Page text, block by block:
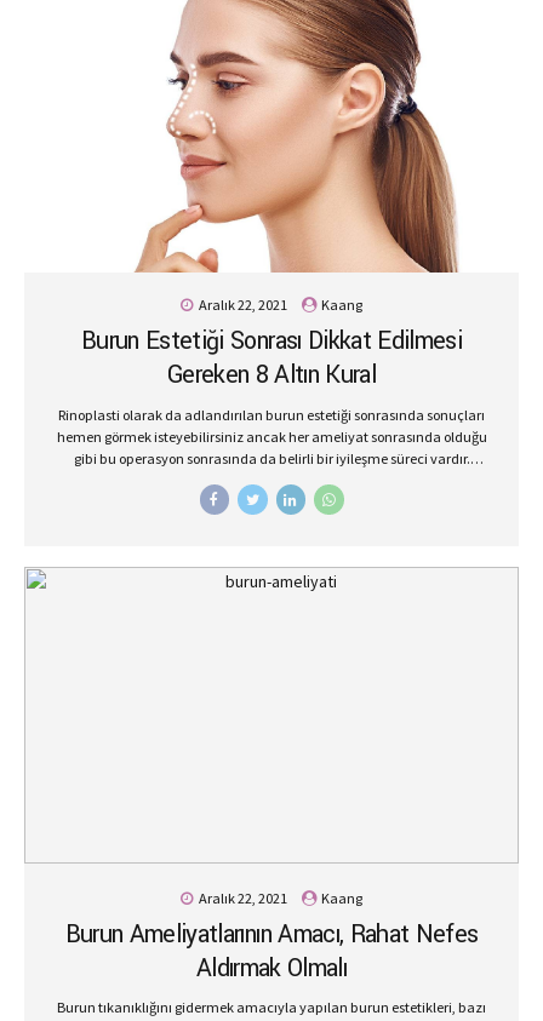
Aralık 22, 2021 Kaang
Burun Estetiği Sonrası Dikkat Edilmesi
Gereken 8 Altın Kural
Rinoplasti olarak da adlandırılan burun estetiği sonrasında sonuçları
hemen görmek isteyebilirsiniz ancak her ameliyat sonrasında olduğu
gibi bu operasyon sonrasında da belirli bir iyileşme süreci vardır.
daha hızlı bir şekilde iyileşebilir ve daha başarılı sonuçlarla
sonrasında dikkat edilmesi gereken noktaların başında başın
konumu gelir. Başınızı yüksekte tutmanız bu dönemde oldukça
Aralık 22, 2021 Kaang
Burun Ameliyatlarının Amacı, Rahat Nefes
Aldırmak Olmalı
Burun tıkanıklığını gidermek amacıyla yapılan burun estetikleri, bazı